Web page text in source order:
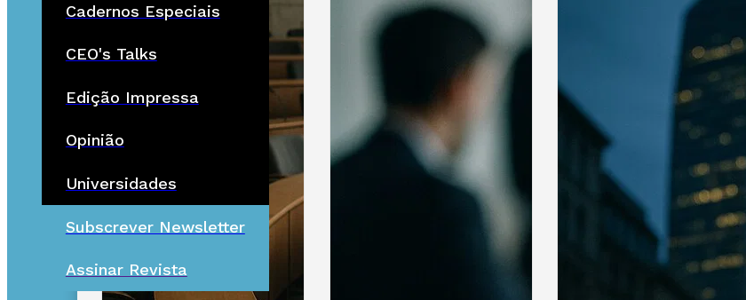
Cadernos Especiais
CEO's Talks
Edição Impressa
Opinião
Universidades
Subscrever Newsletter
Assinar Revista